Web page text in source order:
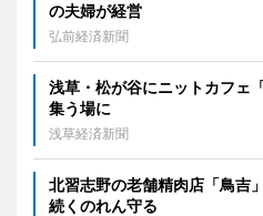
の夫婦が経営
弘前経済新聞
浅草・松が谷にニットカフ
集う場に
浅草経済新聞
北習志野の老舗精肉店「鳥
続くのれん守る